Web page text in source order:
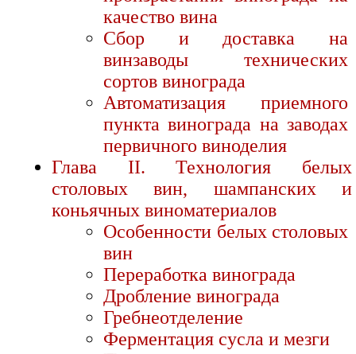
качество вина
Сбор и доставка на
винзаводы технических
сортов винограда
Автоматизация приемного
пункта винограда на заводах
первичного виноделия
Глава II. Технология белых
столовых вин, шампанских и
коньячных виноматериалов
Особенности белых столовых
вин
Переработка винограда
Дробление винограда
Гребнеотделение
Ферментация сусла и мезги